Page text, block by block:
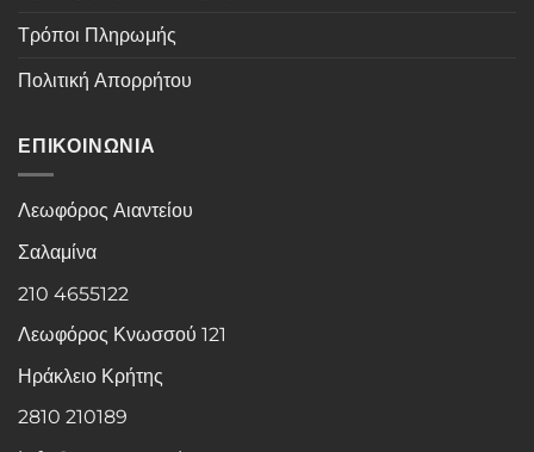
Τρόποι Πληρωμής
Πολιτική Απορρήτου
ΕΠΙΚΟΙΝΩΝΙΑ
Λεωφόρος Αιαντείου
Σαλαμίνα
210 4655122
Λεωφόρος Κνωσσού 121
Ηράκλειο Κρήτης
2810 210189